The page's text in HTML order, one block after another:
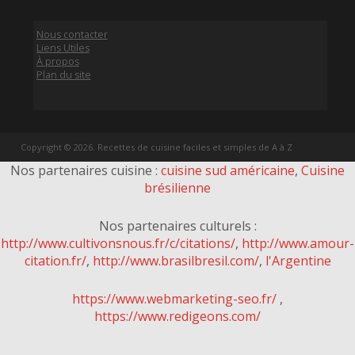
Nous contacter
Liens Utiles
À propos
Plan du site
Copyright © 2026. Recettes de cuisine faciles et simples de A à Z
Nos partenaires cuisine : cuisine sud américaine, Cuisine
brésilienne
Nos partenaires culturels :
http://www.cultivonsnous.fr/c/citations/, http://www.amour-
citation.fr/, http://www.brasilbresil.com/, l'Argentine
https://www.webmarketing-seo.fr/ ,
https://www.redigeons.com/